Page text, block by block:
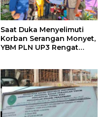
Saat Duka Menyelimuti
Korban Serangan Monyet,
YBM PLN UP3 Rengat
Kemanusiaan